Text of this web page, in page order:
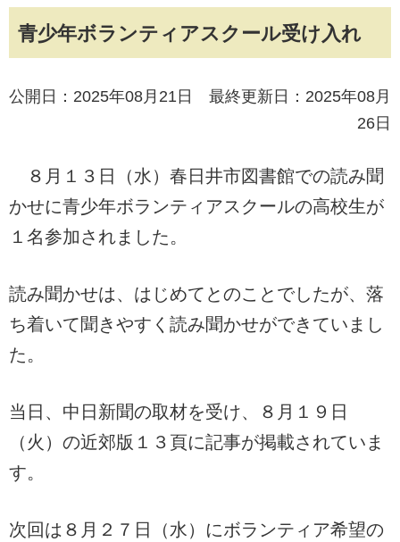
青少年ボランティアスクール受け入れ
公開日：2025年08月21日 最終更新日：2025年08月
26日
８月１３日（水）春日井市図書館での読み聞
かせに青少年ボランティアスクールの高校生が
１名参加されました。
読み聞かせは、はじめてとのことでしたが、落
ち着いて聞きやすく読み聞かせができていまし
た。
当日、中日新聞の取材を受け、８月１９日
（火）の近郊版１３頁に記事が掲載されていま
す。
次回は８月２７日（水）にボランティア希望の